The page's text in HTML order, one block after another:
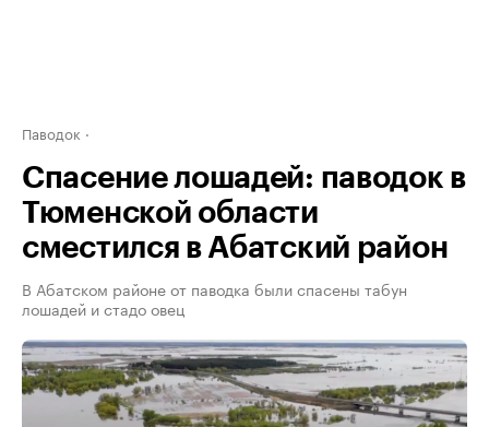
Паводок
Спасение лошадей: паводок в
Тюменской области
сместился в Абатский район
В Абатском районе от паводка были спасены табун
лошадей и стадо овец